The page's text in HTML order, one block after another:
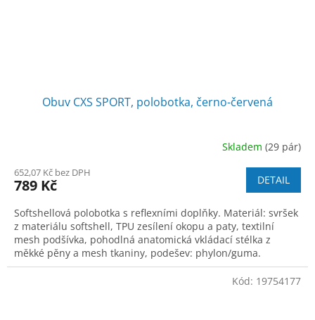
Obuv CXS SPORT, polobotka, černo-červená
Skladem (29 pár)
652,07 Kč bez DPH
789 Kč DETAIL
Softshellová polobotka s reflexními doplňky. Materiál: svršek
z materiálu softshell, TPU zesílení okopu a paty, textilní
mesh podšívka, pohodlná anatomická vkládací stélka z
měkké pěny a mesh tkaniny, podešev: phylon/guma.
Kód: 19754177